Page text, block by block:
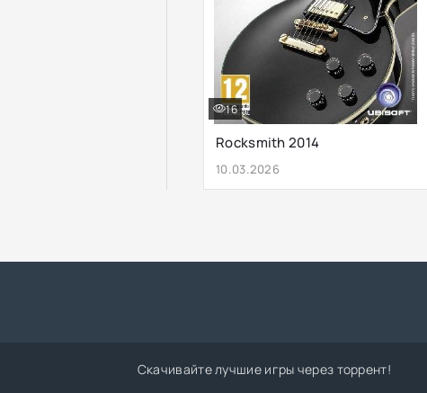
Rocksmith 2014
10.03.2026
16
Скачивайте лучшие игры через торрент!